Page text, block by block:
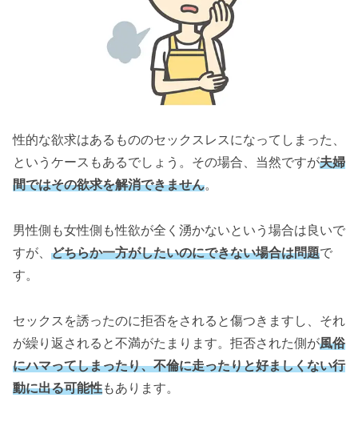
性的な欲求はあるもののセックスレスになってしまった、
というケースもあるでしょう。その場合、当然ですが夫婦
間ではその欲求を解消できません。
男性側も女性側も性欲が全く湧かないという場合は良いで
すが、 どちらか一方がしたいのにできない場合は問題で
す。
セックスを誘ったのに拒否をされると傷つきますし、それ
が繰り返されると不満がたまります。拒否された側が風俗
にハマってしまったり、不倫に走ったりと好ましくない行
動に出る可能性もあります。